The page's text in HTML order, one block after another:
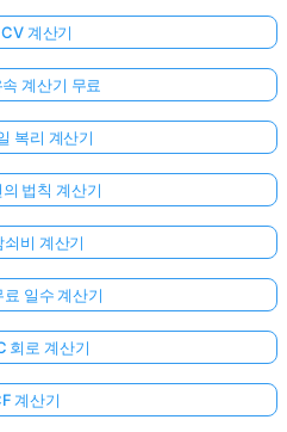
계산기
계산기 무료
복리 계산기
법칙 계산기
쇠비 계산기
료 일수 계산기
회로 계산기
계산기